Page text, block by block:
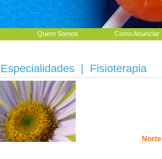
Quem Somos Como Anunciar
Especialidades | Fisioterapia
Norte